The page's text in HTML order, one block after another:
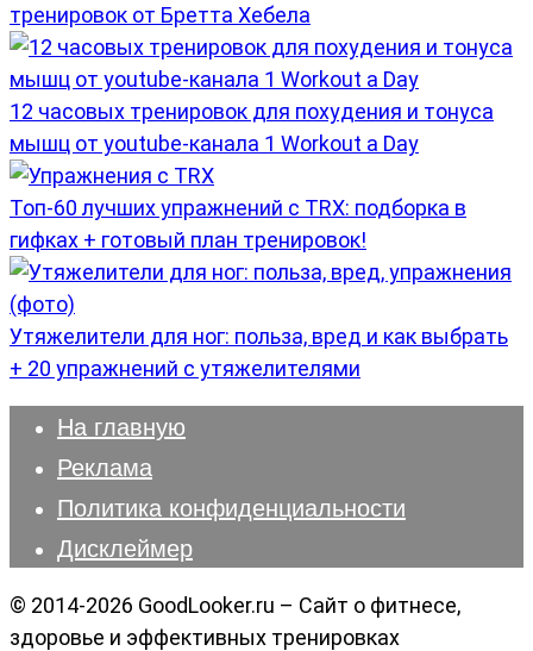
тренировок от Бретта Хебела
12 часовых тренировок для похудения и тонуса
мышц от youtube-канала 1 Workout a Day
Топ-60 лучших упражнений с TRX: подборка в
гифках + готовый план тренировок!
Утяжелители для ног: польза, вред и как выбрать
+ 20 упражнений с утяжелителями
На главную
Реклама
Политика конфиденциальности
Дисклеймер
© 2014-2026 GoodLooker.ru – Сайт о фитнесе,
здоровье и эффективных тренировках